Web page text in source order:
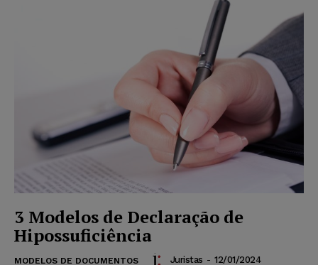
3 Modelos de Declaração de
Hipossuficiência
MODELOS DE DOCUMENTOS Juristas - 12/01/2024